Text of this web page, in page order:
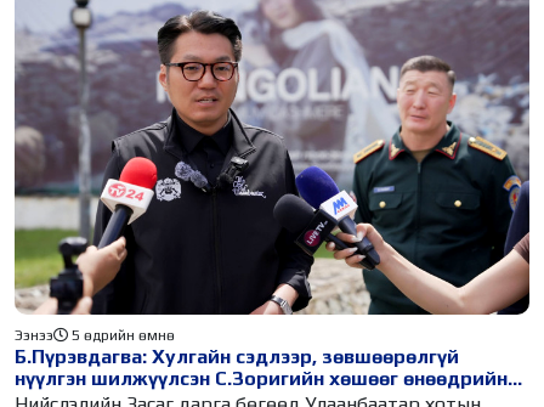
Б.Пүрэвдагва: Хулгайн сэдлээр, зөвшөөрөлгүй
нүүлгэн шилжүүлсэн С.Зоригийн хөшөөг өнөөдрийн
дотор буцаан байрлуулна
Ээнээ 5 өдрийн өмнө